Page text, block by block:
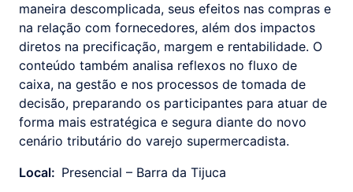
maneira descomplicada, seus efeitos nas compras e
na relação com fornecedores, além dos impactos
diretos na precificação, margem e rentabilidade. O
conteúdo também analisa reflexos no fluxo de
caixa, na gestão e nos processos de tomada de
decisão, preparando os participantes para atuar de
forma mais estratégica e segura diante do novo
cenário tributário do varejo supermercadista.
Local: Presencial – Barra da Tijuca